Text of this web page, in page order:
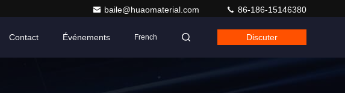
baile@huaomaterial.com 86-186-15146380
Contact Événements French Discuter